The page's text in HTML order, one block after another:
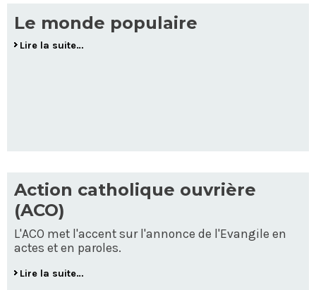
Le monde populaire
Lire la suite…
Action catholique ouvrière
(ACO)
L'ACO met l'accent sur l'annonce de l'Evangile en
actes et en paroles.
Lire la suite…